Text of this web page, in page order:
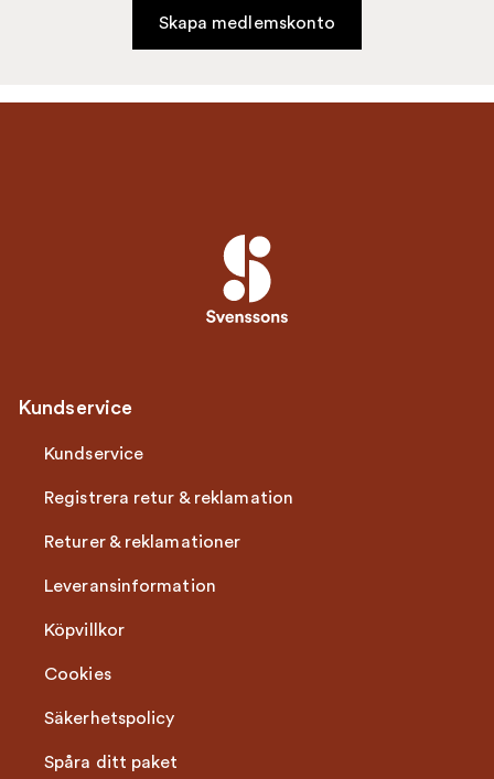
Skapa medlemskonto
Kundservice
Kundservice
Registrera retur & reklamation
Returer & reklamationer
Leveransinformation
Köpvillkor
Cookies
Säkerhetspolicy
Spåra ditt paket